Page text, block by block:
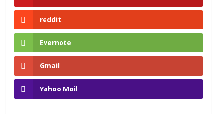
de
Publicidad
y
Marketing
reddit
Evernote
Gmail
Yahoo Mail